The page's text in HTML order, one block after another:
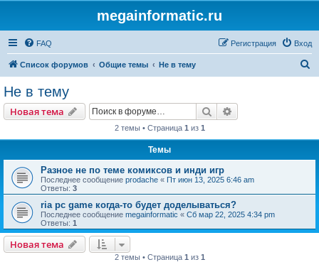
megainformatic.ru
FAQ Вход
Регистрация
Список форумов Общие темы Не в тему
Не в тему
Новая тема Поиск
2 темы • Страница 1 из 1
Темы
Разное не по теме комиксов и инди игр
Последнее сообщение prodache « Пт июн 13, 2025 6:46 am
Ответы: 3
ria pc game когда-то будет доделываться?
Последнее сообщение megainformatic « Сб мар 22, 2025 4:34 pm
Ответы: 1
Новая тема
2 темы • Страница 1 из 1